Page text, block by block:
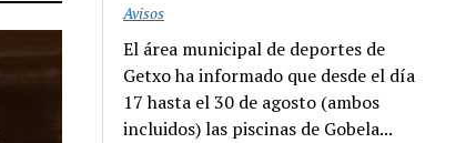
Avisos
El área municipal de deportes de
Getxo ha informado que desde el día
17 hasta el 30 de agosto (ambos
incluidos) las piscinas de Gobela...